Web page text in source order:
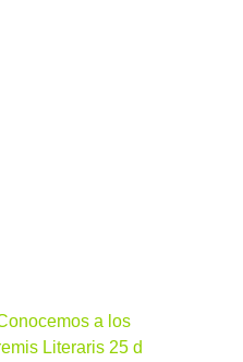
a los
Literaris 25 d